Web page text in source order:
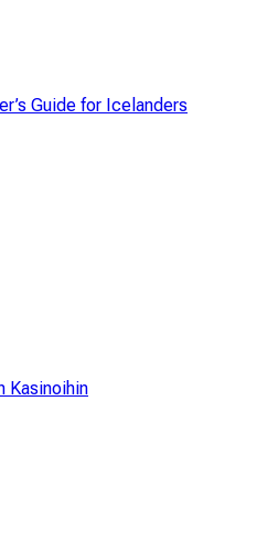
Guide for Icelanders
Kasinoihin